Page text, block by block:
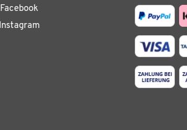
Facebook
Instagram